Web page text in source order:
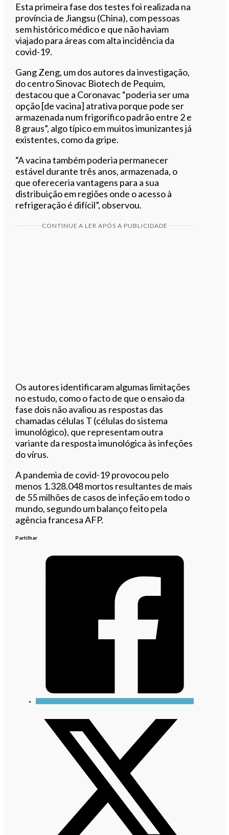
Esta primeira fase dos testes foi realizada na
província de Jiangsu (China), com pessoas
sem histórico médico e que não haviam
viajado para áreas com alta incidência da
covid-19.
Gang Zeng, um dos autores da investigação,
do centro Sinovac Biotech de Pequim,
destacou que a Coronavac “poderia ser uma
opção [de vacina] atrativa porque pode ser
armazenada num frigorífico padrão entre 2 e
8 graus”, algo típico em muitos imunizantes já
existentes, como da gripe.
“A vacina também poderia permanecer
estável durante três anos, armazenada, o
que ofereceria vantagens para a sua
distribuição em regiões onde o acesso à
refrigeração é difícil”, observou.
CONTINUE A LER APÓS A PUBLICIDADE
Os autores identificaram algumas limitações
no estudo, como o facto de que o ensaio da
fase dois não avaliou as respostas das
chamadas células T (células do sistema
imunológico), que representam outra
variante da resposta imunológica às infeções
do vírus.
A pandemia de covid-19 provocou pelo
menos 1.328.048 mortos resultantes de mais
de 55 milhões de casos de infeção em todo o
mundo, segundo um balanço feito pela
agência francesa AFP.
Partilhar